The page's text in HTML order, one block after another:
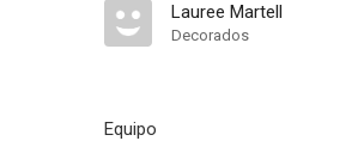
Lauree Martell
Decorados
Equipo